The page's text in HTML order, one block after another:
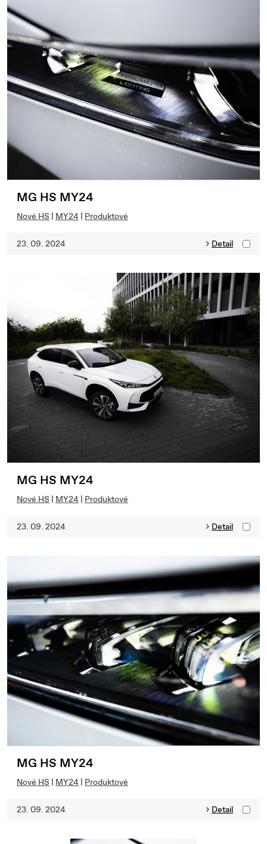
MG HS MY24
Nové HS | MY24 | Produktové
23. 09. 2024 Detail
MG HS MY24
Nové HS | MY24 | Produktové
23. 09. 2024 Detail
MG HS MY24
Nové HS | MY24 | Produktové
23. 09. 2024 Detail